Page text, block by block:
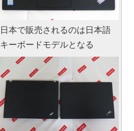
日本で販売されるのは日本語
キーボードモデルとなる